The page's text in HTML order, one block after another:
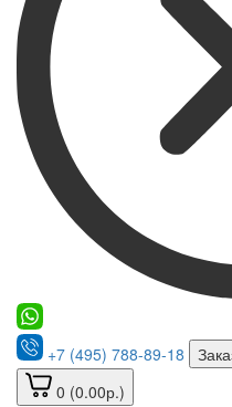
+7 (495) 788-89-18
0 (0.00р.)